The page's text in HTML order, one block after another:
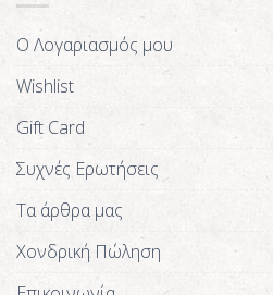
Ο Λογαριασμός μου
Wishlist
Gift Card
Συχνές Ερωτήσεις
Τα άρθρα μας
Χονδρική Πώληση